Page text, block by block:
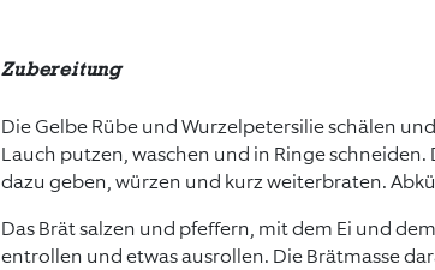
Zubereitung
Die Gelbe Rübe und Wurzelpetersilie schälen
Lauch putzen, waschen und in Ringe
dazu geben, würzen und kurz weiterbraten.
Das Brät salzen und pfeffern, mit dem Ei und
entrollen und etwas ausrollen. Die Brätmasse